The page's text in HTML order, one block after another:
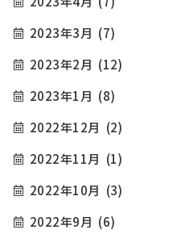
2023年3月 (7)
2023年2月 (12)
2023年1月 (8)
2022年12月 (2)
2022年11月 (1)
2022年10月 (3)
2022年9月 (6)